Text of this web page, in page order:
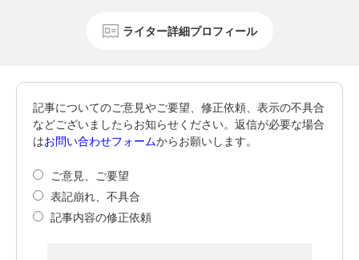
ライター詳細プロフィール
記事についてのご意見やご要望、修正依頼、表示の不具合
などございましたらお知らせください。返信が必要な場合
はお問い合わせフォームからお願いします。
ご意見、ご要望
表記崩れ、不具合
記事内容の修正依頼